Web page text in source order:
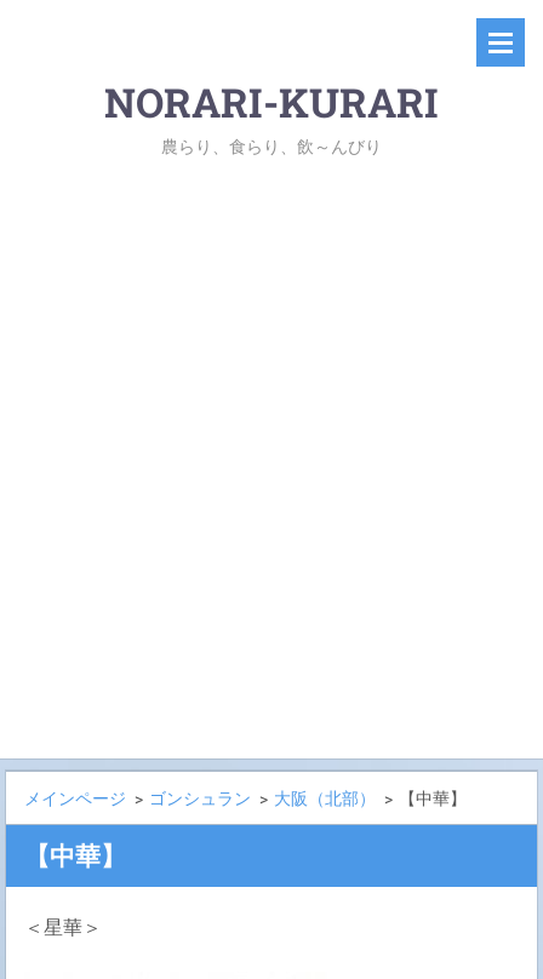
NORARI-KURARI
農らり、食らり、飲～んびり
メインページ > ゴンシュラン > 大阪（北部） > 【中華】
【中華】
＜星華＞